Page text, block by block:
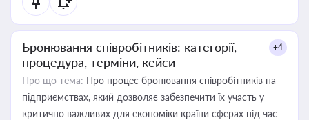
Бронювання співробітників: категорії,
процедура, терміни, кейси
+4
Про що тема: Про процес бронювання співробітників на
підприємствах, який дозволяє забезпечити їх участь у
критично важливих для економіки країни сферах під час